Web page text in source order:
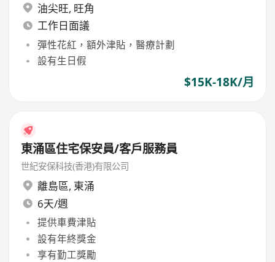
油尖旺, 旺角
工作日面議
彈性花紅，額外津貼，醫療計劃
設有生日假
$15K-18K/月
東涌區住宅保安員/客戶服務員
世紀安保科技(香港)有限公司
離島區, 東涌
6天/週
提供車費津貼
設有年終獎金
享有勤工獎勵